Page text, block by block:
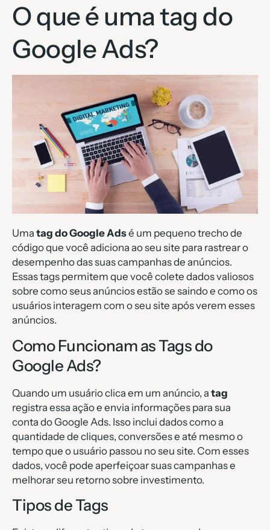
O que é uma tag do
Google Ads?
Uma tag do Google Adsé um pequeno trecho de
código que você adiciona ao seu site para rastrear o
desempenho das suas campanhas de anúncios.
Essas tags permitem que você colete dados valiosos
sobre como seus anúncios estão se saindo e como os
usuários interagem com o seu site após verem esses
anúncios.
Como Funcionam as Tags do
Google Ads?
Quando um usuário clica em um anúncio, a tag
registra essa ação e envia informações para sua
conta do Google Ads. Isso inclui dados como a
quantidade de cliques, conversões e até mesmo o
tempo que o usuário passou no seu site. Com esses
dados, você pode aperfeiçoar suas campanhas e
melhorar seu retorno sobre investimento.
Tipos de Tags